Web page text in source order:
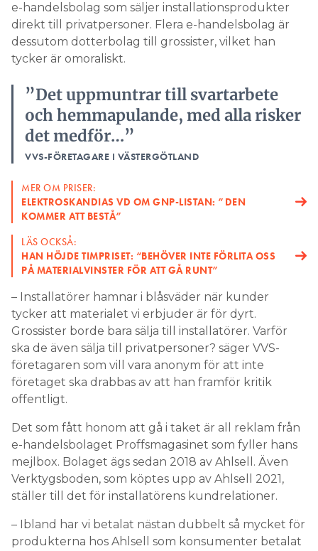
e-handelsbolag som säljer installationsprodukter
direkt till privatpersoner. Flera e-handelsbolag är
dessutom dotterbolag till grossister, vilket han
tycker är omoraliskt.
”Det uppmuntrar till svartarbete
och hemmapulande, med alla risker
det medför…”
VVS-FÖRETAGARE I VÄSTERGÖTLAND
MER OM PRISER:
ELEKTROSKANDIAS VD OM GNP-LISTAN: ”DEN
KOMMER ATT BESTÅ”
LÄS OCKSÅ:
HAN HÖJDE TIMPRISET: “BEHÖVER INTE FÖRLITA OSS
PÅ MATERIALVINSTER FÖR ATT GÅ RUNT”
– Installatörer hamnar i blåsväder när kunder
tycker att materialet vi erbjuder är för dyrt.
Grossister borde bara sälja till installatörer. Varför
ska de även sälja till privatpersoner? säger VVS-
företagaren som vill vara anonym för att inte
företaget ska drabbas av att han framför kritik
offentligt.
Det som fått honom att gå i taket är all reklam från
e-handelsbolaget Proffsmagasinet som fyller hans
mejlbox. Bolaget ägs sedan 2018 av Ahlsell. Även
Verktygsboden, som köptes upp av Ahlsell 2021,
ställer till det för installatörens kundrelationer.
– Ibland har vi betalat nästan dubbelt så mycket för
produkterna hos Ahlsell som konsumenter betalat